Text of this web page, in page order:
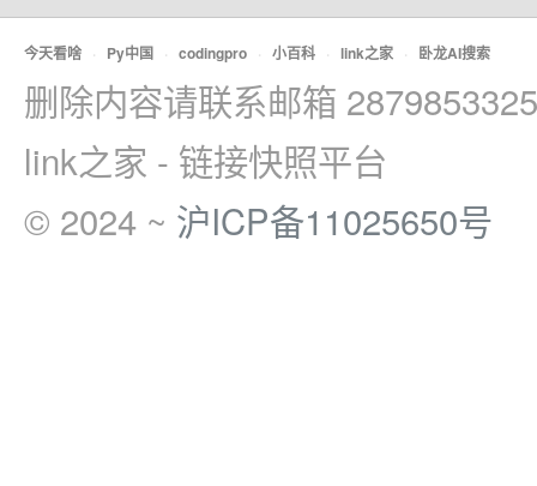
今天看啥 · Py中国 · codingpro · 小百科 · link之家 · 卧龙AI搜索
删除内容请联系邮箱
link之家 - 链接快照平台
© 2024 ~ 沪ICP备11025650号